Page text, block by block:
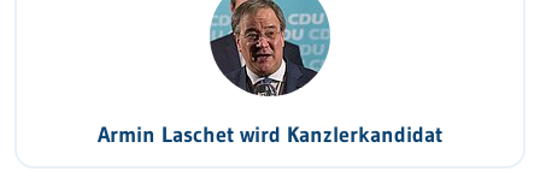
Armin Laschet wird Kanzlerkandidat